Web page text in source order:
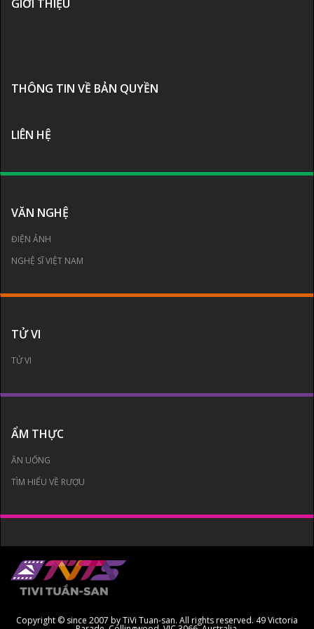
GIỚI THIỆU
THÔNG TIN VỀ BẢN QUYỀN
LIÊN HỆ
VĂN NGHỆ
ĐIỆN ẢNH
NGHỆ SĨ VIỆT NAM
TỬ VI
TỬ VI
ẨM THỰC
ĂN UỐNG
TÌM HIỂU VỀ RƯỢU
Copyright © since 2007 by TiVi Tuan-san. All rights reserved. 49 Victoria